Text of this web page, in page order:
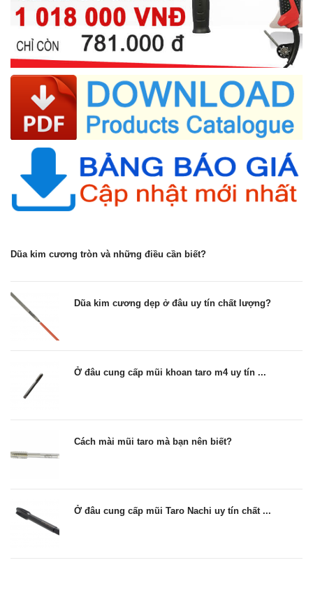
Dũa kim cương tròn và những điều cần biết?
Dũa kim cương dẹp ở đâu uy tín chất lượng?
Ở đâu cung cấp mũi khoan taro m4 uy tín ...
Cách mài mũi taro mà bạn nên biết?
Ở đâu cung cấp mũi Taro Nachi uy tín chất ...